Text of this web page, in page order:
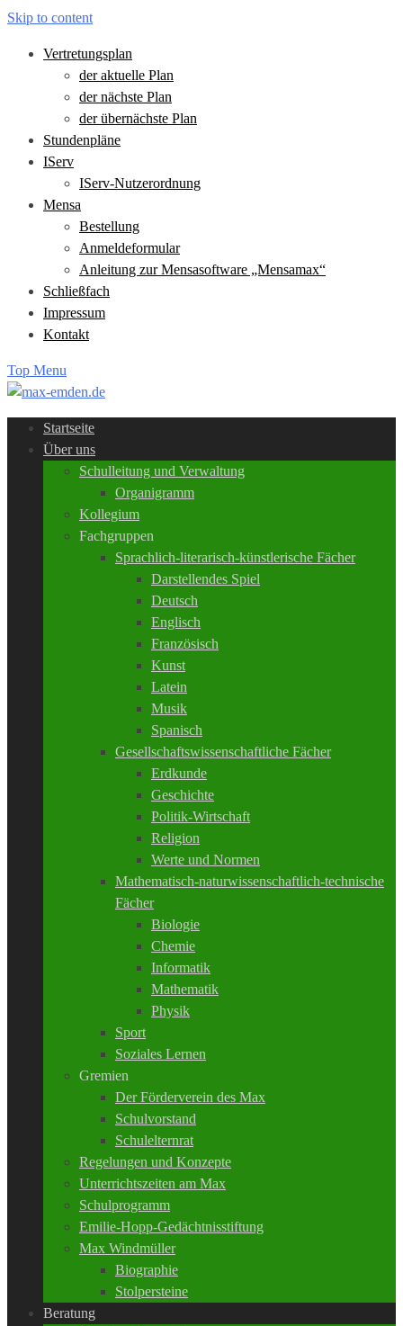
Skip to content
Vertretungsplan
der aktuelle Plan
der nächste Plan
der übernächste Plan
Stundenpläne
IServ
IServ-Nutzerordnung
Mensa
Bestellung
Anmeldeformular
Anleitung zur Mensasoftware „Mensamax“
Schließfach
Impressum
Kontakt
Top Menu
Startseite
Über uns
Schulleitung und Verwaltung
Organigramm
Kollegium
Fachgruppen
Sprachlich-literarisch-künstlerische Fächer
Darstellendes Spiel
Deutsch
Englisch
Französisch
Kunst
Latein
Musik
Spanisch
Gesellschaftswissenschaftliche Fächer
Erdkunde
Geschichte
Politik-Wirtschaft
Religion
Werte und Normen
Mathematisch-naturwissenschaftlich-technische
Fächer
Biologie
Chemie
Informatik
Mathematik
Physik
Sport
Soziales Lernen
Gremien
Der Förderverein des Max
Schulvorstand
Schulelternrat
Regelungen und Konzepte
Unterrichtszeiten am Max
Schulprogramm
Emilie-Hopp-Gedächtnisstiftung
Max Windmüller
Biographie
Stolpersteine
Beratung